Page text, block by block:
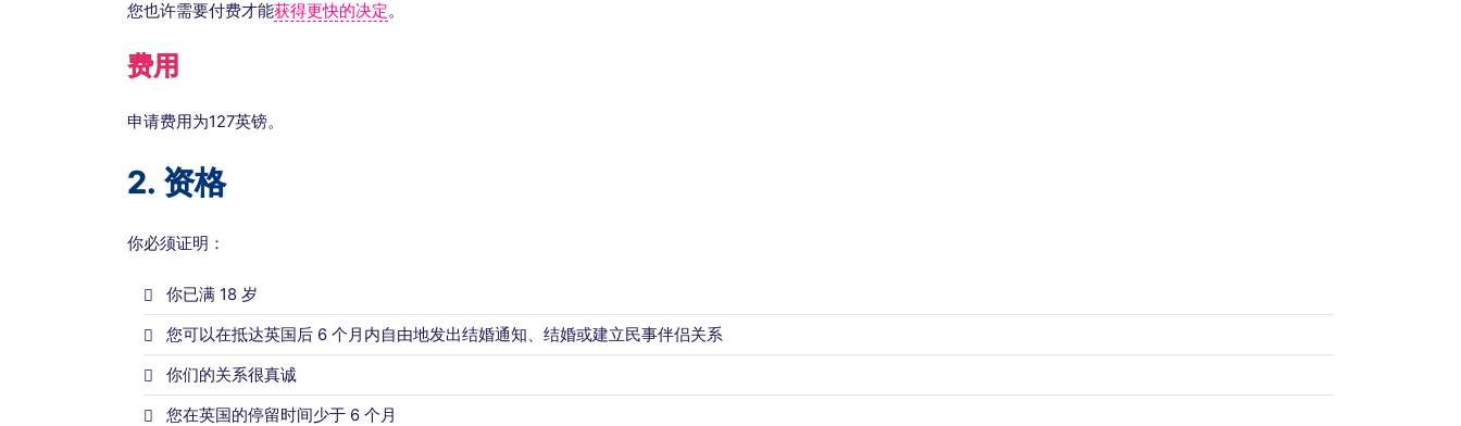
您也许需要付费才能获得更快的决定。
费用
申请费用为127英镑。
2. 资格
你必须证明：
你已满 18 岁
您可以在抵达英国后 6 个月内自由地发出结婚通知、结婚或建立民事伴侣关系
你们的关系很真诚
您在英国的停留时间少于 6 个月